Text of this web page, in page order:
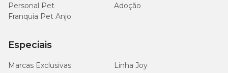
Personal Pet
Adoção
Franquia Pet Anjo
Especiais
Marcas Exclusivas
Linha Joy